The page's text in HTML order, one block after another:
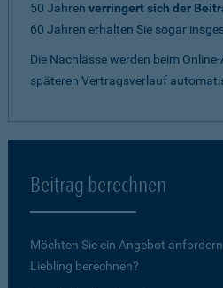
50 Jahren verringert sich der
60 Jahren erhalten Sie sogar
Die Nachlässe werden beim
späteren Vertragsverlauf
Beitrag berechnen
Möchten Sie ein Angebot
Liebling berechnen?